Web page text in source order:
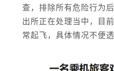
查，排除所有危险行为
出所正在处理当中，目
常起飞，具体情况不便